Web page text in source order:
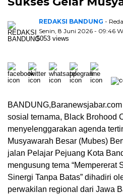
REDAKSI BANDUNG -
Senin, 8 Juni 2026 - 09:46
5053 views
sosial ternama, Black Brohood
menyelenggarakan agenda
Musyawarah Besar (Mubes)
jalan Pelajar Pejuang Kota
mengusung tema “Mempererat
Sinergi Tanpa Batas” dihadiri
perwakilan regional dari Jawa